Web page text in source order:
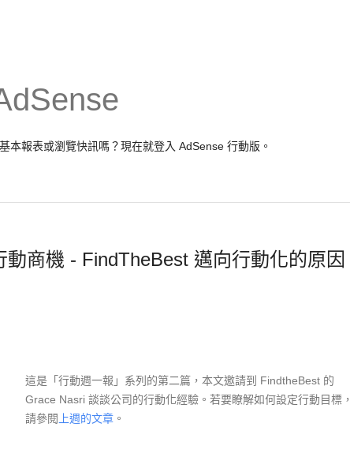
本報表或瀏覽快訊嗎？現在就登入 AdSense 行動版。
商機 - FindTheBest 邁向行動化的原因
這是「行動週一報」系列的第二篇，本文邀請到 FindtheBest 的
Grace Nasri 談談公司的行動化經驗。若要瞭解如何設定行動目標，
請參閱 上週的文章 。